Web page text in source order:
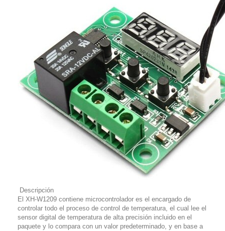
Descripción
El XH-W1209 contiene microcontrolador es el encargado de
controlar todo el proceso de control de temperatura, el cual lee el
sensor digital de temperatura de alta precisión incluido en el
paquete y lo compara con un valor predeterminado, y en base a